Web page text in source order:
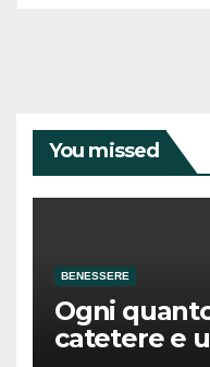
You missed
BENESSERE
Ogni
catetere e